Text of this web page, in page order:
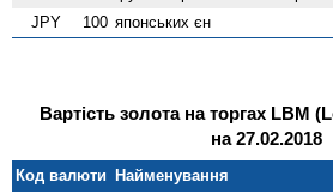
JPY 100 японських єн
Вартість золота на торгах LBM
на 27.02.2018
Код валюти Найменування